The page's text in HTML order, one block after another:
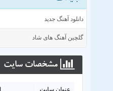
دانلود آهنگ جدید
گلچین آهنگ های شاد
مشخصات سايت
عنوان سايت